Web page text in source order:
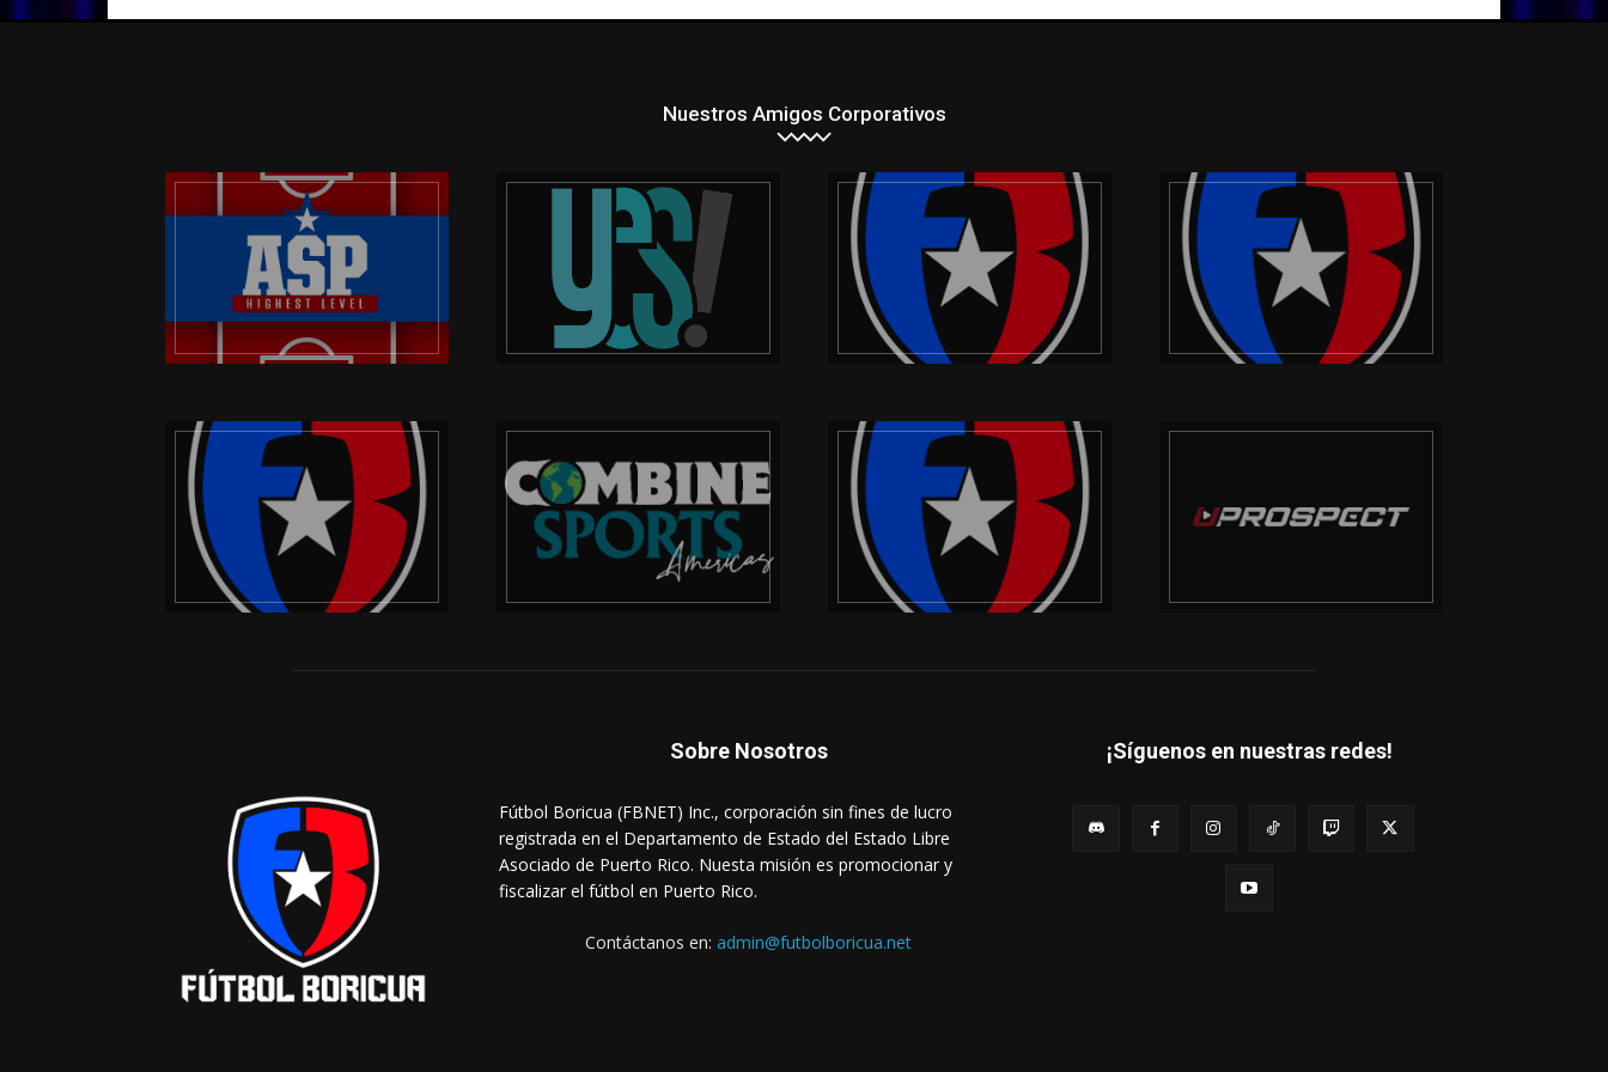
Nuestros Amigos Corporativos
Sobre Nosotros
Fútbol Boricua (FBNET) Inc., corporación sin fines de lucro
registrada en el Departamento de Estado del Estado Libre
Asociado de Puerto Rico. Nuesta misión es promocionar y
fiscalizar el fútbol en Puerto Rico.
Contáctanos en: admin@futbolboricua.net
¡Síguenos en nuestras redes!